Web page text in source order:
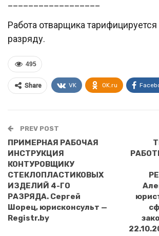
Работа отварщика
разряду.
495
Share VK OK.ru
PREV POST
ПРИМЕРНАЯ РАБОЧАЯ
ИНСТРУКЦИЯ
КОНТУРОВЩИКУ
СТЕКЛОПЛАСТИКОВЫХ
ИЗДЕЛИЙ 4-ГО
РАЗРЯДА. Сергей
Шорец, юрисконсульт —
Registr.by